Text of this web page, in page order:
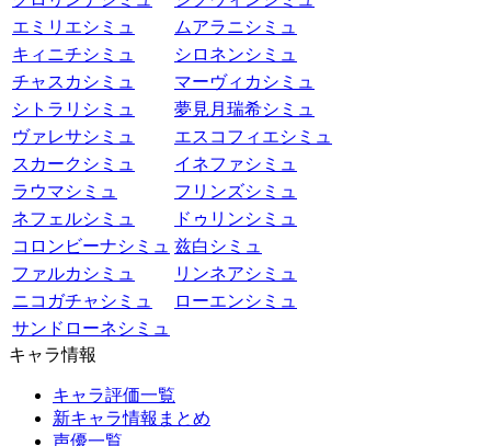
エミリエシミュ
ムアラニシミュ
キィニチシミュ
シロネンシミュ
チャスカシミュ
マーヴィカシミュ
シトラリシミュ
夢見月瑞希シミュ
ヴァレサシミュ
エスコフィエシミュ
スカークシミュ
イネファシミュ
ラウマシミュ
フリンズシミュ
ネフェルシミュ
ドゥリンシミュ
コロンビーナシミュ 兹白シミュ
ファルカシミュ
リンネアシミュ
ニコガチャシミュ
ローエンシミュ
サンドローネシミュ
キャラ情報
キャラ評価一覧
新キャラ情報まとめ
声優一覧